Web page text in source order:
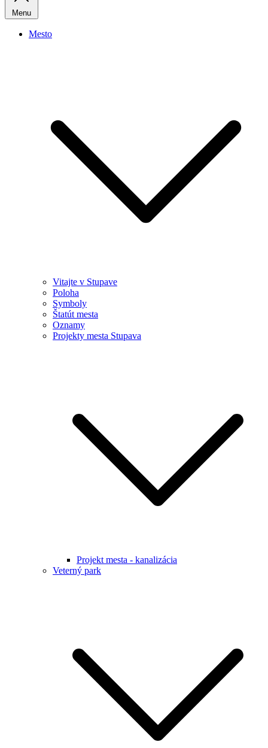
Menu
Mesto
Vitajte v Stupave
Poloha
Symboly
Štatút mesta
Oznamy
Projekty mesta Stupava
Projekt mesta - kanalizácia
Veterný park